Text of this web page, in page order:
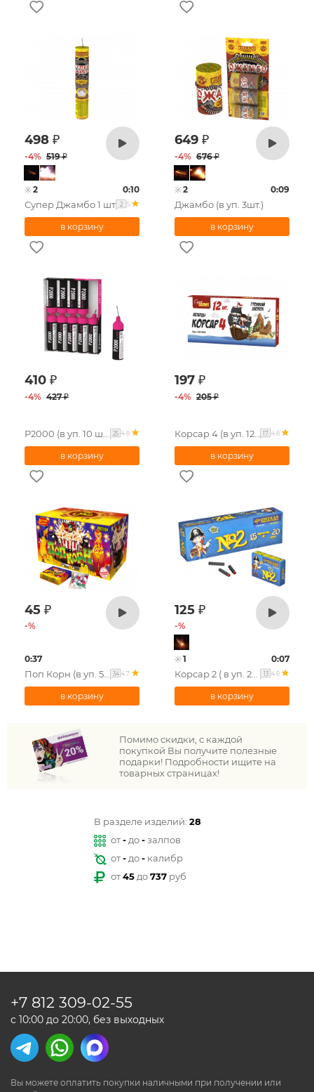
498 ₽
-4% 519₽
2 0:10
Супер Джамбо 1 шт 2 5
649 ₽
-4% 676₽
2 0:09
Джамбо (в уп. 3шт.)
410 ₽
-4% 427₽
25 4.8
197 ₽
-4% 205₽
17 4.8
45 ₽
-%
0:37
34 4.7
125 ₽
-%
1 0:07
13 4.8
Помимо скидки, с каждой
покупкой Вы получите полезные
подарки! Подробности ищите на
товарных страницах!
В разделе изделий: 28
от- до-залпов
от- до- калибр
от45 до737 руб
Вы можете оплатить покупки наличными при получении или
+7 812 309-02-55
с 10:00 до 20:00, без выходных